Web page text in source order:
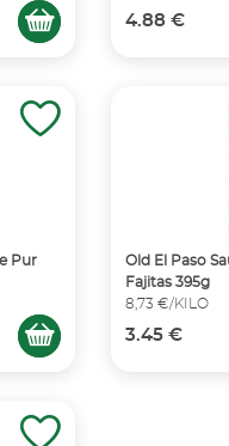
4.88 €
Pur
Old El Paso
Fajitas 395g
8,73 €/KILO
3.45 €